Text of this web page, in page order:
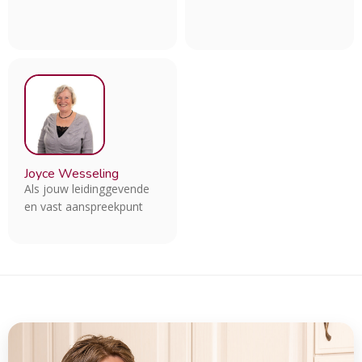
Joyce Wesseling
Als jouw leidinggevende
en vast aanspreekpunt